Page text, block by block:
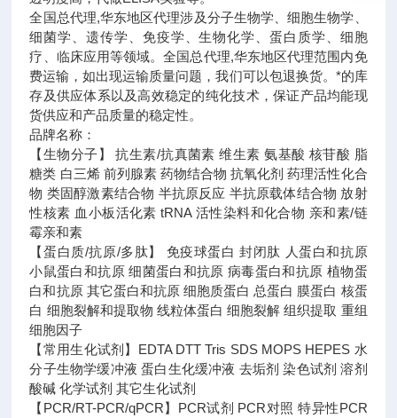
全国总代理,华东地区代理涉及分子生物学、细胞生物学、
细菌学、遗传学、免疫学、生物化学、蛋白质学、细胞
疗、临床应用等领域。全国总代理,华东地区代理范围内免
费运输，如出现运输质量问题，我们可以包退换货。 *的库
存及供应体系以及高效稳定的纯化技术，保证产品均能现
货供应和产品质量的稳定性。
品牌名称：
【生物分子】 抗生素/抗真菌素 维生素 氨基酸 核苷酸 脂
糖类 白三烯 前列腺素 药物结合物 抗氧化剂 药理活性化合
物 类固醇激素结合物 半抗原反应 半抗原载体结合物 放射
性核素 血小板活化素 tRNA 活性染料和化合物 亲和素/链
霉亲和素
【蛋白质/抗原/多肽】 免疫球蛋白 封闭肽 人蛋白和抗原
小鼠蛋白和抗原 细菌蛋白和抗原 病毒蛋白和抗原 植物蛋
白和抗原 其它蛋白和抗原 细胞质蛋白 总蛋白 膜蛋白 核蛋
白 细胞裂解和提取物 线粒体蛋白 细胞裂解 组织提取 重组
细胞因子
【常用生化试剂】EDTA DTT Tris SDS MOPS HEPES 水
分子生物学缓冲液 蛋白生化缓冲液 去垢剂 染色试剂 溶剂
酸碱 化学试剂 其它生化试剂
【PCR/RT-PCR/qPCR】PCR试剂 PCR对照 特异性PCR